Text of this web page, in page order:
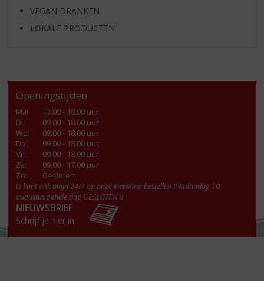
VEGAN DRANKEN
LOKALE PRODUCTEN
Openingstijden
Ma:
13.00 - 18.00 uur
Di:
09.00 - 18.00 uur
Wo:
09.00 - 18.00 uur
Do:
09.00 - 18.00 uur
Vr:
09.00 - 18.00 uur
Za:
09.00 - 17.00 uur
Zo:
Gesloten
U kunt ook altijd 24/7 op onze webshop bestellen !! Maandag 10
augustus gehele dag GESLOTEN !!
NIEUWSBRIEF
Schrijf je hier in